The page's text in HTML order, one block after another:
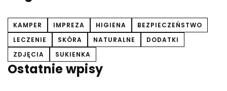
KAMPER IMPREZA HIGIENA
BEZPIECZEŃSTWO
LECZENIE
SKÓRA NATURALNE
DODATKI
ZDJĘCIA
SUKIENKA
Ostatnie wpisy